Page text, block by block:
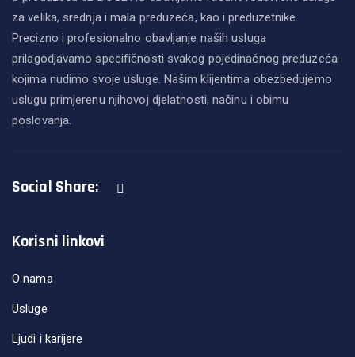
za velika, srednja i mala preduzeća, kao i preduzetnike.
Precizno i profesionalno obavljanje naših usluga
prilagodjavamo specifičnosti svakog pojedinačnog preduzeća
kojima nudimo svoje usluge. Našim klijentima obezbedujemo
uslugu primjerenu njihovoj djelatnosti, načinu i obimu
poslovanja.
Social Share:
Korisni linkovi
O nama
Usluge
Ljudi i karijere